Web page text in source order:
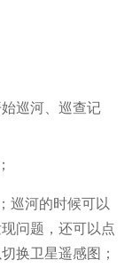
巡河、巡查记
巡河的时候可以
问题，还可以点
换卫星遥感图；